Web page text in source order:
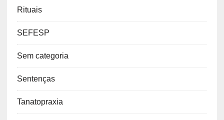
Rituais
SEFESP
Sem categoria
Sentenças
Tanatopraxia